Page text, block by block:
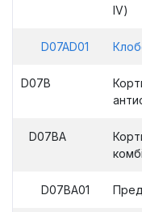
ІV)
D07AD01
D07B
D07BA
D07BA01